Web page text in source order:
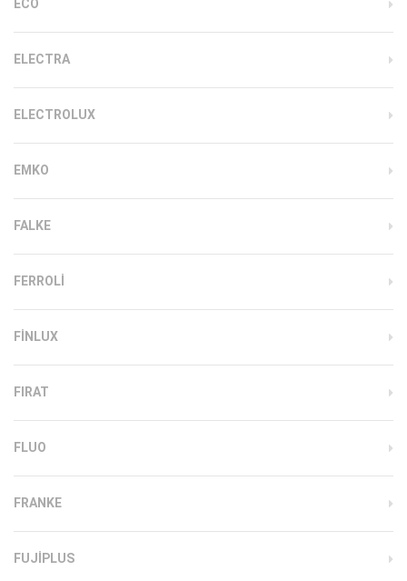
ECO
ELECTRA
ELECTROLUX
EMKO
FALKE
FERROLI
FINLUX
FIRAT
FLUO
FRANKE
FUJIPLUS